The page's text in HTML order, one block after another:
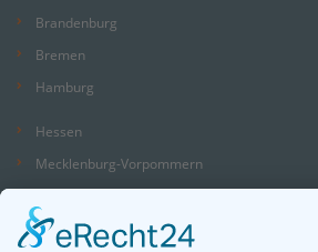
Brandenburg
Bremen
Hamburg
Hessen
Mecklenburg-Vorpommern
Nordrhein-Westfalen